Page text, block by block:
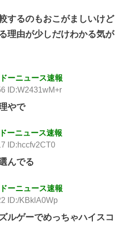
するのもおこがましいけど
理由が少しだけわかる気が
ーニュース速報
ID:W2431wM+r
やで
ーニュース速報
ID:hccfv2CT0
んでる
ーニュース速報
ID:/KBklA0Wp
ルゲーでめっちゃハイスコ